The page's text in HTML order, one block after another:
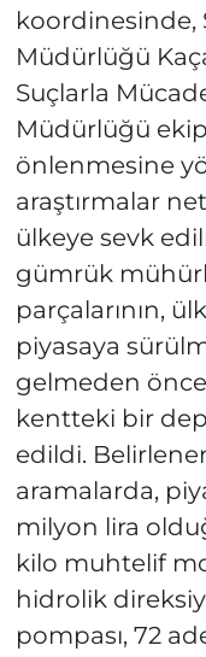
koordinesinde,
Müdürlüğü
Suçlarla
Müdürlüğü
önlenmesine
araştırmalar
ülkeye sevk
gümrük
parçalarının,
piyasaya
gelmeden önce
kentteki bir
edildi.
aramalarda,
milyon lira
kilo muhtelif
hidrolik
pompası, 72